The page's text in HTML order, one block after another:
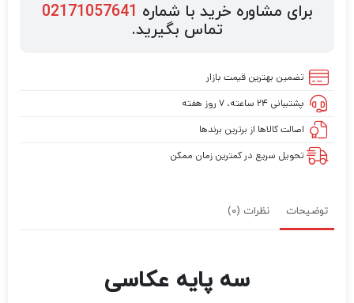
برای مشاوره خرید با شماره 02171057641
تماس بگیرید.
تضمین بهترین قیمت بازار
پشتیبانی ۲۴ ساعته، ۷ روز هفته
اصالت کالاها از برترین برندها
تحویل سریع در کمترین زمان ممکن
توضیحات نظرات (0)
سه پایه عکاسی